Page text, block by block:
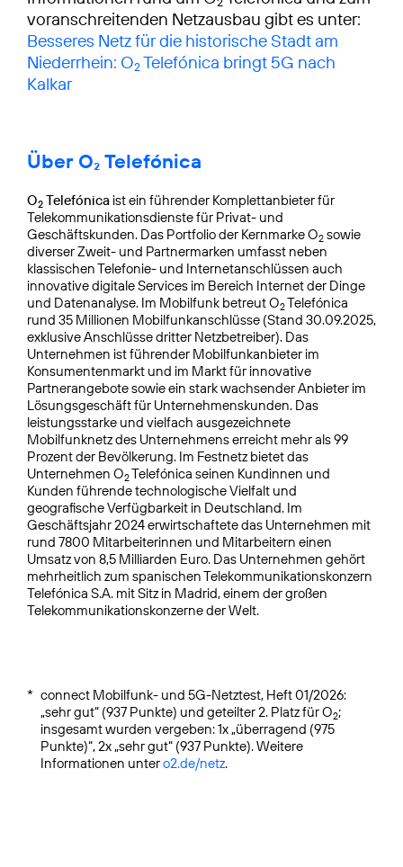
voranschreitenden Netzausbau gibt es unter:
Besseres Netz für die historische Stadt am
Niederrhein: O2Telefónica bringt 5G nach
Kalkar
Über O₂ Telefónica
O2 Telefónica ist ein führender Komplettanbieter für
Telekommunikationsdienste für Privat- und
Geschäftskunden. Das Portfolio der Kernmarke O2 sowie
diverser Zweit- und Partnermarken umfasst neben
klassischen Telefonie- und Internetanschlüssen auch
innovative digitale Services im Bereich Internet der Dinge
und Datenanalyse. Im Mobilfunk betreut O2Telefónica
rund 35 Millionen Mobilfunkanschlüsse (Stand 30.09.2025,
exklusive Anschlüsse dritter Netzbetreiber). Das
Unternehmen ist führender Mobilfunkanbieter im
Konsumentenmarkt und im Markt für innovative
Partnerangebote sowie ein stark wachsender Anbieter im
Lösungsgeschäft für Unternehmenskunden. Das
leistungsstarke und vielfach ausgezeichnete
Mobilfunknetz des Unternehmens erreicht mehr als 99
Prozent der Bevölkerung. Im Festnetz bietet das
Unternehmen O2Telefónica seinen Kundinnen und
Kunden führende technologische Vielfalt und
geografische Verfügbarkeit in Deutschland. Im
Geschäftsjahr 2024 erwirtschaftete das Unternehmen mit
rund 7800 Mitarbeiterinnen und Mitarbeitern einen
Umsatz von 8,5 Milliarden Euro. Das Unternehmen gehört
mehrheitlich zum spanischen Telekommunikationskonzern
Telefónica S.A. mit Sitz in Madrid, einem der großen
Telekommunikationskonzerne der Welt.
* connect Mobilfunk- und 5G-Netztest, Heft 01/2026:
„sehr gut“ (937 Punkte) und geteilter 2. Platz für O2;
insgesamt wurden vergeben: 1x „überragend (975
Punkte)“, 2x „sehr gut“ (937 Punkte). Weitere
Informationen untero2.de/netz.